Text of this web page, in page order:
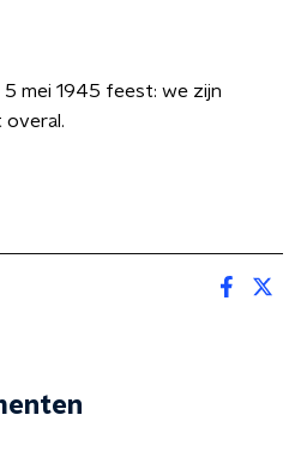
mei 1945 feest: we zijn
overal.